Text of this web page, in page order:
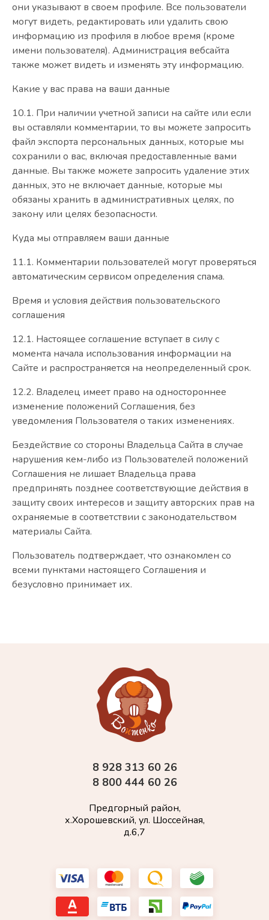
они указывают в своем профиле. Все пользователи
могут видеть, редактировать или удалить свою
информацию из профиля в любое время (кроме
имени пользователя). Администрация вебсайта
также может видеть и изменять эту информацию.
Какие у вас права на ваши данные
10.1. При наличии учетной записи на сайте или если
вы оставляли комментарии, то вы можете запросить
файл экспорта персональных данных, которые мы
сохранили о вас, включая предоставленные вами
данные. Вы также можете запросить удаление этих
данных, это не включает данные, которые мы
обязаны хранить в административных целях, по
закону или целях безопасности.
Куда мы отправляем ваши данные
11.1. Комментарии пользователей могут проверяться
автоматическим сервисом определения спама.
Время и условия действия пользовательского
соглашения
12.1. Настоящее соглашение вступает в силу с
момента начала использования информации на
Сайте и распространяется на неопределенный срок.
12.2. Владелец имеет право на одностороннее
изменение положений Соглашения, без
уведомления Пользователя о таких изменениях.
Бездействие со стороны Владельца Сайта в случае
нарушения кем-либо из Пользователей положений
Соглашения не лишает Владельца права
предпринять позднее соответствующие действия в
защиту своих интересов и защиту авторских прав на
охраняемые в соответствии с законодательством
материалы Сайта.
Пользователь подтверждает, что ознакомлен со
всеми пунктами настоящего Соглашения и
безусловно принимает их.
8 928 313 60 26
8 800 444 60 26
Предгорный район,
х.Хорошевский, ул. Шоссейная,
д.6,7